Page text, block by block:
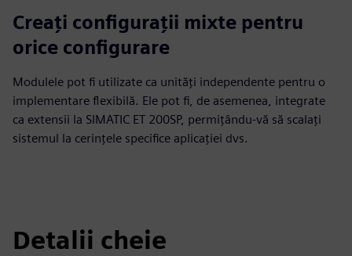
Creați configurații mixte pentru
orice configurare
Modulele pot fi utilizate ca unități independente pentru o
implementare flexibilă. Ele pot fi, de asemenea, integrate
ca extensii la SIMATIC ET 200SP, permițându-vă să scalați
sistemul la cerințele specifice aplicației dvs.
Detalii cheie